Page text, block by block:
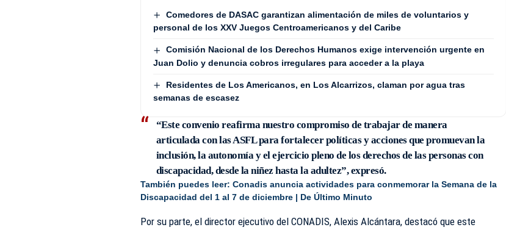
Comedores de DASAC garantizan alimentación de miles de voluntarios y
personal de los XXV Juegos Centroamericanos y del Caribe
Comisión Nacional de los Derechos Humanos exige intervención urgente en
Juan Dolio y denuncia cobros irregulares para acceder a la playa
Residentes de Los Americanos, en Los Alcarrizos, claman por agua tras
semanas de escasez
“Este convenio reafirma nuestro compromiso de trabajar de manera
articulada con las ASFL para fortalecer políticas y acciones que promuevan la
inclusión, la autonomía y el ejercicio pleno de los derechos de las personas con
discapacidad, desde la niñez hasta la adultez”, expresó.
También puedes leer:Conadis anuncia actividades para conmemorar la Semana de la
Discapacidad del 1 al 7 de diciembre | De Último Minuto
Por su parte, el director ejecutivo del CONADIS, Alexis Alcántara, destacó que este